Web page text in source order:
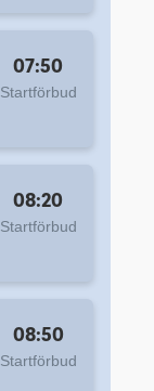
07:50
Startförbud
08:20
Startförbud
08:50
Startförbud